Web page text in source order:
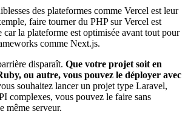
des plateformes comme Vercel est leur
faire tourner du PHP sur Vercel est
car la plateforme est optimisée avant tout pour
comme Next.js.
disparaît. Que votre projet soit en
ou autre, vous pouvez le déployer avec
souhaitez lancer un projet type Laravel,
complexes, vous pouvez le faire sans
même serveur.